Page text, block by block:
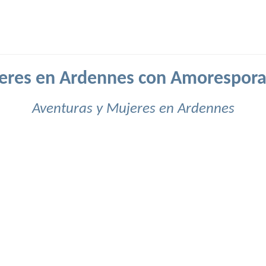
en Ardennes con
Aventuras y Mujeres en Ardennes